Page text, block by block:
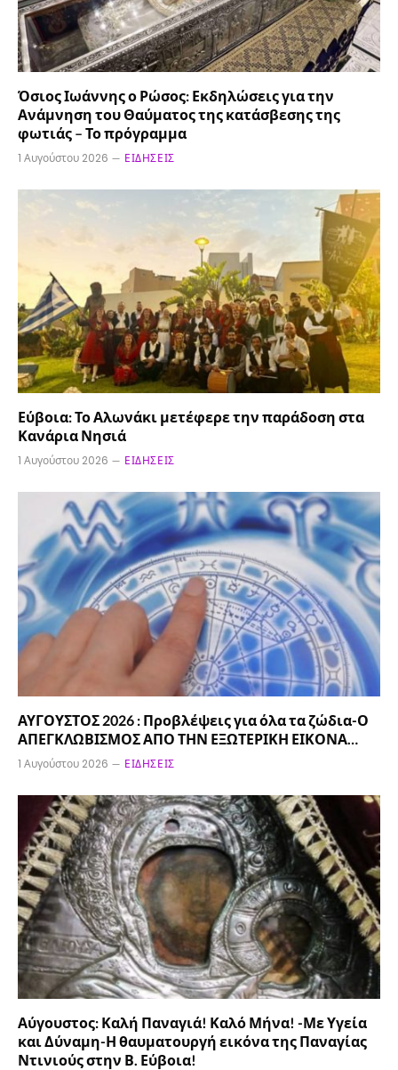
Όσιος Ιωάννης ο Ρώσος: Εκδηλώσεις για την
Ανάμνηση του Θαύματος της κατάσβεσης της
φωτιάς – Το πρόγραμμα
1 Αυγούστου 2026 ΕΙΔΉΣΕΙΣ
Εύβοια: Το Αλωνάκι μετέφερε την παράδοση στα
Κανάρια Νησιά
1 Αυγούστου 2026 ΕΙΔΉΣΕΙΣ
ΑΥΓΟΥΣΤΟΣ 2026 : Προβλέψεις για όλα τα ζώδια-Ο
ΑΠΕΓΚΛΩΒΙΣΜΟΣ ΑΠΟ ΤΗΝ ΕΞΩΤΕΡΙΚΗ ΕΙΚΟΝΑ…
1 Αυγούστου 2026 ΕΙΔΉΣΕΙΣ
Αύγουστος: Καλή Παναγιά! Καλό Μήνα! -Με Υγεία
και Δύναμη-Η θαυματουργή εικόνα της Παναγίας
Ντινιούς στην Β. Εύβοια!